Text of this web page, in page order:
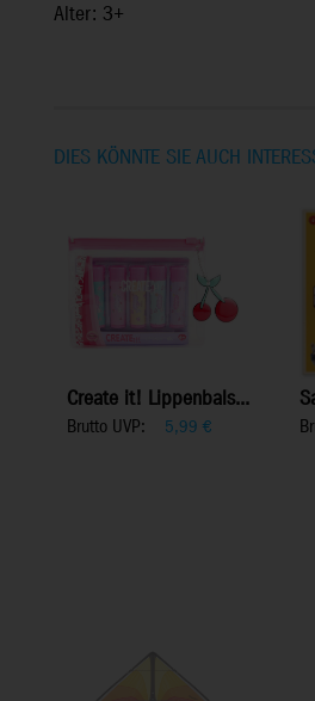
Alter: 3+
DIES KÖNNTE SIE AUCH
Create it! Lippenbals...
Brutto UVP: 5,99 €